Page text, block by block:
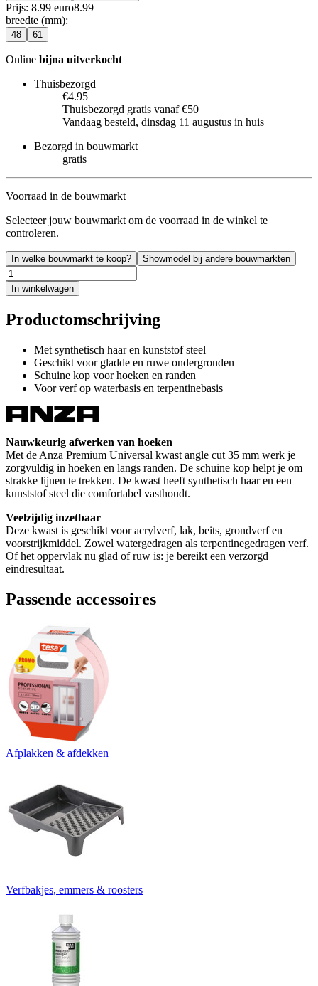
Prijs: 8.99 euro8.99
breedte (mm):
48 61
Online bijna uitverkocht
Thuisbezorgd
€4.95
Thuisbezorgd gratis vanaf €50
Vandaag besteld, dinsdag 11 augustus in huis
Bezorgd in bouwmarkt
gratis
Voorraad in de bouwmarkt
Selecteer jouw bouwmarkt om de voorraad in de winkel te
controleren.
In welke bouwmarkt te koop? Showmodel bij andere bouwmarkten
In winkelwagen
Productomschrijving
Met synthetisch haar en kunststof steel
Geschikt voor gladde en ruwe ondergronden
Schuine kop voor hoeken en randen
Voor verf op waterbasis en terpentinebasis
Nauwkeurig afwerken van hoeken
Met de Anza Premium Universal kwast angle cut 35 mm werk je
zorgvuldig in hoeken en langs randen. De schuine kop helpt je om
strakke lijnen te trekken. De kwast heeft synthetisch haar en een
kunststof steel die comfortabel vasthoudt.
Veelzijdig inzetbaar
Deze kwast is geschikt voor acrylverf, lak, beits, grondverf en
voorstrijkmiddel. Zowel watergedragen als terpentinegedragen verf.
Of het oppervlak nu glad of ruw is: je bereikt een verzorgd
eindresultaat.
Passende accessoires
Afplakken & afdekken
Verfbakjes, emmers & roosters